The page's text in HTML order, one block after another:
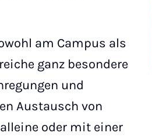
am Campus als
ganz besondere
und
Austausch von
oder mit einer